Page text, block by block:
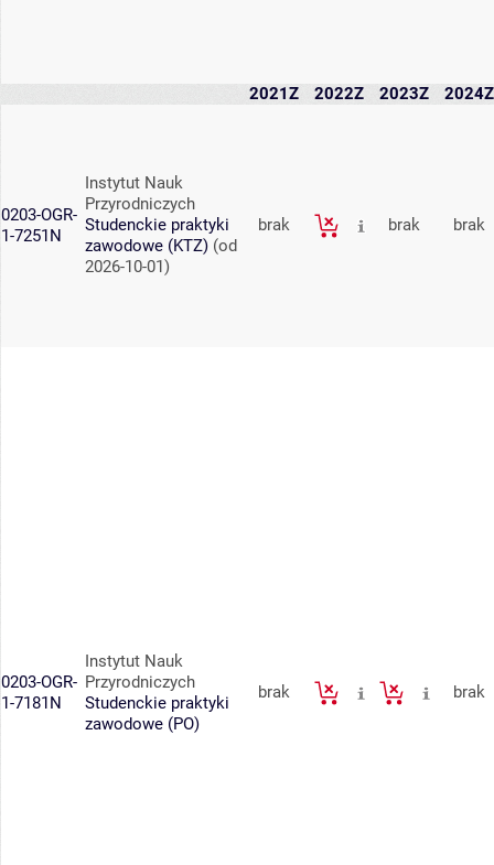
2021Z 2022Z 2023Z 2024Z
0203-OGR-
1-7251N
Instytut Nauk
Przyrodniczych
Studenckie praktyki
zawodowe (KTZ) (od
2026-10-01)
brak brak brak
0203-OGR-
1-7181N
Instytut Nauk
Przyrodniczych
Studenckie praktyki
zawodowe (PO)
brak brak